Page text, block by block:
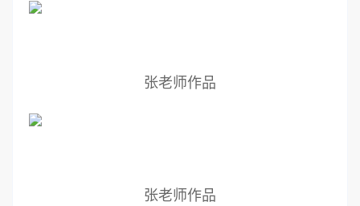
张老师作品
张老师作品